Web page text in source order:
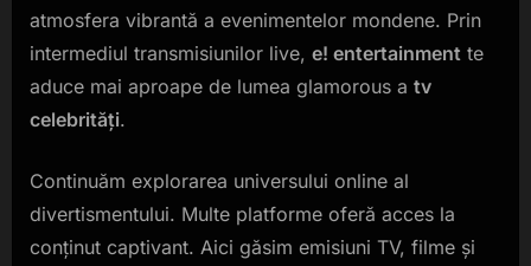
atmosfera vibrantă a evenimentelor mondene. Prin
intermediul transmisiunilor live, e! entertainment te
aduce mai aproape de lumea glamorous a tv
celebrități.
Continuăm explorarea universului online al
divertismentului. Multe platforme oferă acces la
conținut captivant. Aici găsim emisiuni TV, filme și